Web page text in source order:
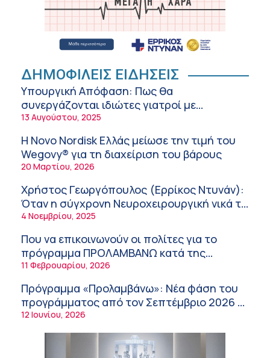
Σε Λαμία και Καρδίτσα ο Υπουργός Υγείας
Άδ. Γεωργιάδης για την παραλαβή 7
ασθενοφόρων του ΕΚΑΒ και τα εγκαίνια του
ΚΥ Σοφάδων
ή air-condition το καλοκαίρι
11:34 πμ
Randy Schekman, Νομπελίστας Ιατρικής:
«Σε πέντε χρόνια μπορεί να έχουμε
θεραπεία που αναστέλλει την εξέλιξη του
Πάρκινσον»
9:24 πμ
Αντώνης Βουκλαρής – «ΕΡΡΙΚΟΣ ΝΤΥΝΑΝ»
9:18 πμ
Πώς να προλάβετε και να αντιμετωπίσετε τη
διάρροια των ταξιδιωτών
8:30 πμ
Ευμενής Καραφυλλίδης (Metropolitan
General): Γιατί η διατροφή πρέπει να
καθοδηγείται από κλινικό διαιτολόγο;
7:37 πμ
Ιωάννης Μπολέτης – ΩΝΑΣΕΙΟ
5:42 πμ
στην υγεία του παιδιού
ΔΗΜΟΦΙΛΕΙΣ ΕΙΔΗΣΕΙΣ
Υπουργική Απόφαση: Πως θα
συνεργάζονται ιδιώτες γιατροί με
νοσοκομεία του δημοσίου συστήματος
13 Αυγούστου, 2025
Η Novo Nordisk Ελλάς μείωσε την τιμή του
Wegovy® για τη διαχείριση του βάρους
20 Μαρτίου, 2026
Χρήστος Γεωργόπουλος (Ερρίκος Ντυνάν):
Όταν η σύγχρονη Νευροχειρουργική νικά το
φόβο!
4 Νοεμβρίου, 2025
Που να επικοινωνούν οι πολίτες για το
πρόγραμμα ΠΡΟΛΑΜΒΑΝΩ κατά της
παχυσαρκίας
11 Φεβρουαρίου, 2026
Πρόγραμμα «Προλαμβάνω»: Νέα φάση του
προγράμματος από τον Σεπτέμβριο 2026 –
Δωρεάν προληπτικές εξετάσεις έως το
2030
12 Ιουνίου, 2026